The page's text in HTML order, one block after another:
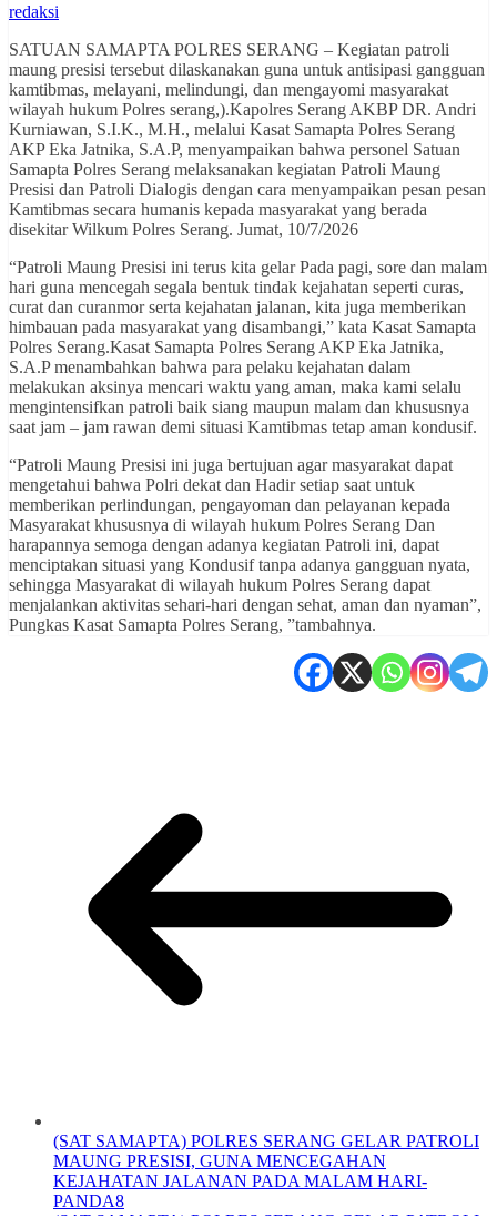
redaksi
SATUAN SAMAPTA POLRES SERANG – Kegiatan patroli
maung presisi tersebut dilaskanakan guna untuk antisipasi gangguan
kamtibmas, melayani, melindungi, dan mengayomi masyarakat
wilayah hukum Polres serang,).Kapolres Serang AKBP DR. Andri
Kurniawan, S.I.K., M.H., melalui Kasat Samapta Polres Serang
AKP Eka Jatnika, S.A.P, menyampaikan bahwa personel Satuan
Samapta Polres Serang melaksanakan kegiatan Patroli Maung
Presisi dan Patroli Dialogis dengan cara menyampaikan pesan pesan
Kamtibmas secara humanis kepada masyarakat yang berada
disekitar Wilkum Polres Serang. Jumat, 10/7/2026
“Patroli Maung Presisi ini terus kita gelar Pada pagi, sore dan malam
hari guna mencegah segala bentuk tindak kejahatan seperti curas,
curat dan curanmor serta kejahatan jalanan, kita juga memberikan
himbauan pada masyarakat yang disambangi,” kata Kasat Samapta
Polres Serang.Kasat Samapta Polres Serang AKP Eka Jatnika,
S.A.P menambahkan bahwa para pelaku kejahatan dalam
melakukan aksinya mencari waktu yang aman, maka kami selalu
mengintensifkan patroli baik siang maupun malam dan khususnya
saat jam – jam rawan demi situasi Kamtibmas tetap aman kondusif.
“Patroli Maung Presisi ini juga bertujuan agar masyarakat dapat
mengetahui bahwa Polri dekat dan Hadir setiap saat untuk
memberikan perlindungan, pengayoman dan pelayanan kepada
Masyarakat khususnya di wilayah hukum Polres Serang Dan
harapannya semoga dengan adanya kegiatan Patroli ini, dapat
menciptakan situasi yang Kondusif tanpa adanya gangguan nyata,
sehingga Masyarakat di wilayah hukum Polres Serang dapat
menjalankan aktivitas sehari-hari dengan sehat, aman dan nyaman”,
Pungkas Kasat Samapta Polres Serang, ”tambahnya.
(SAT SAMAPTA) POLRES SERANG GELAR PATROLI
MAUNG PRESISI, GUNA MENCEGAHAN
KEJAHATAN JALANAN PADA MALAM HARI-
PANDA8